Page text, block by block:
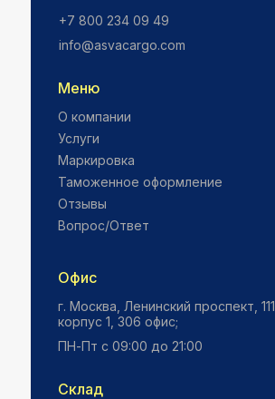
+7 800 234 09 49
info@asvacargо.com
Меню
О компании
Услуги
Маркировка
Таможенное оформление
Отзывы
Вопрос/Ответ
Офис
г. Москва, ​Ленинский проспект, 111,
корпус 1, 306 офис;
ПН-Пт с 09:00 до 21:00
Склад